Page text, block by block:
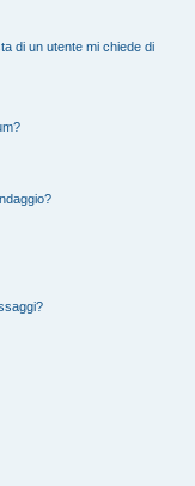
di un utente mi chiede di